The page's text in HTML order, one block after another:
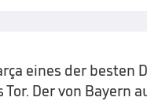
eines der besten
Der von Bayern